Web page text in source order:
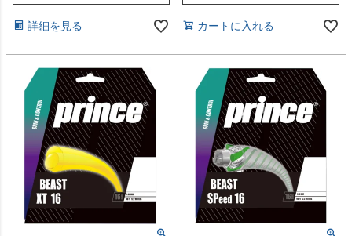
詳細を見る カートに入れる